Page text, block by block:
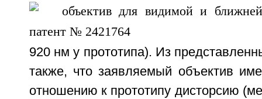
920 нм у прототипа). Из
также, что заявляемый объектив
отношению к прототипу дисторсию